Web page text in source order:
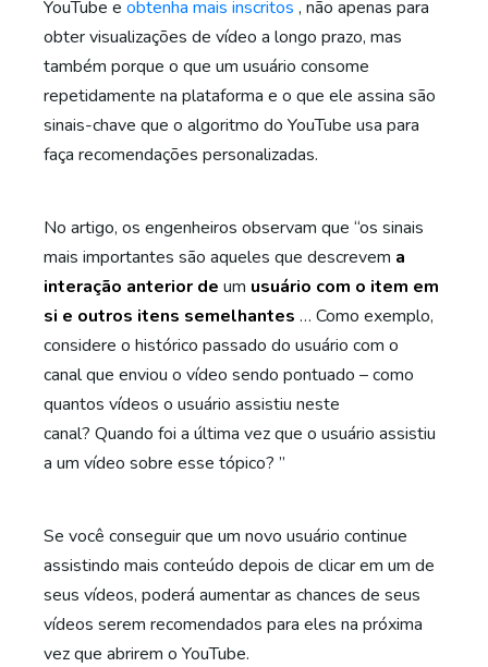
YouTube e obtenha mais inscritos , não apenas para
obter visualizações de vídeo a longo prazo, mas
também porque o que um usuário consome
repetidamente na plataforma e o que ele assina são
sinais-chave que o algoritmo do YouTube usa para
faça recomendações personalizadas.
No artigo, os engenheiros observam que “os sinais
mais importantes são aqueles que descrevem a
interação anterior de um usuário com o item em
si e outros itens semelhantes … Como exemplo,
considere o histórico passado do usuário com o
canal que enviou o vídeo sendo pontuado – como
quantos vídeos o usuário assistiu neste
canal? Quando foi a última vez que o usuário assistiu
a um vídeo sobre esse tópico? ”
Se você conseguir que um novo usuário continue
assistindo mais conteúdo depois de clicar em um de
seus vídeos, poderá aumentar as chances de seus
vídeos serem recomendados para eles na próxima
vez que abrirem o YouTube.